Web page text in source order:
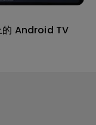
的 Android TV